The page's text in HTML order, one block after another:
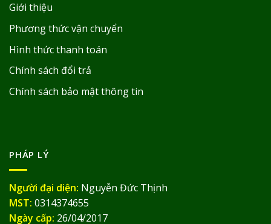
Giới thiệu
Phương thức vận chuyển
Hình thức thanh toán
Chính sách đổi trả
Chính sách bảo mật thông tin
PHÁP LÝ
Người đại diện: Nguyễn Đức Thịnh
MST: 0314374655
Ngày cấp: 26/04/2017